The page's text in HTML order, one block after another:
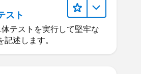
スト
テストを実行して堅牢な
記述します。